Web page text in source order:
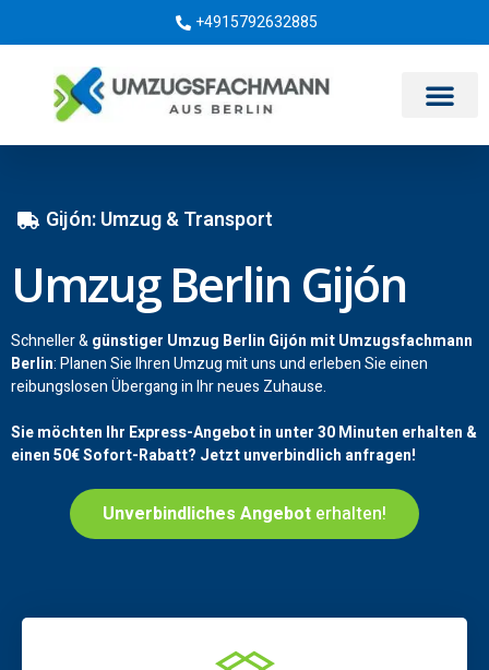
+4915792632885
Gijón: Umzug & Transport
Umzug Berlin Gijón
Schneller &günstiger Umzug Berlin Gijón mit Umzugsfachmann
Berlin: Planen Sie Ihren Umzug mit uns und erleben Sie einen
reibungslosen Übergang in Ihr neues Zuhause.
Sie möchten Ihr Express-Angebot in unter 30 Minuten erhalten &
einen50€Sofort-Rabatt? Jetzt unverbindlich anfragen!
Unverbindliches Angebot erhalten!